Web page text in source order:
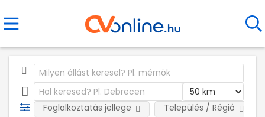
Foglalkoztatás jellege Település / Régió